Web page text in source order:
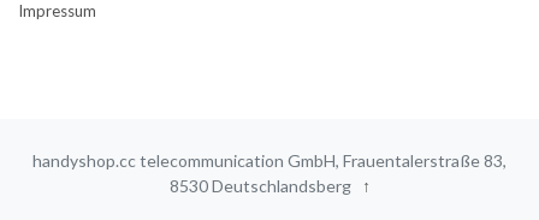
Impressum
handyshop.cc telecommunication GmbH, Frauentalerstraße 83,
8530 Deutschlandsberg
↑